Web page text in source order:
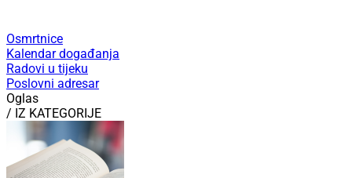
Osmrtnice
Kalendar događanja
Radovi u tijeku
Poslovni adresar
Oglas
/ IZ KATEGORIJE